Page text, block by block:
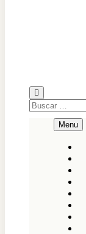
Buscar:
Menu